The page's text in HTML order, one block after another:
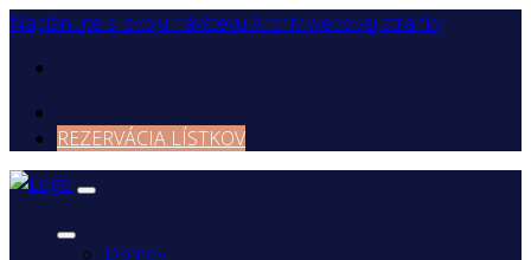
Naplánujte si svoju návštevu Archív webovej stránky
REZERVÁCIA LÍSTKOV
Domov